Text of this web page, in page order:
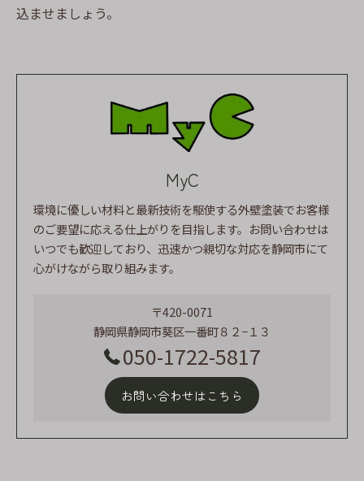
込ませましょう。
MyC
環境に優しい材料と最新技術を駆使する外壁塗装でお客様
のご要望に応える仕上がりを目指します。お問い合わせは
いつでも歓迎しており、迅速かつ親切な対応を静岡市にて
心がけながら取り組みます。
〒420-0071
静岡県静岡市葵区一番町８２−１３
050-1722-5817
お問い合わせはこちら